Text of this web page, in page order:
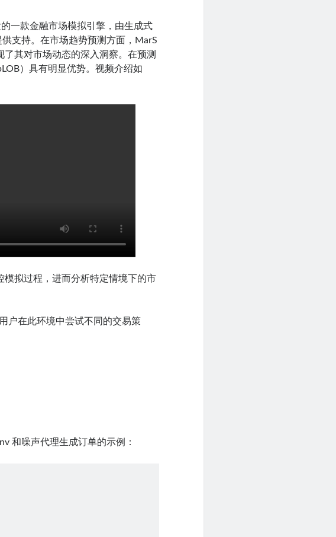
一款金融市场模拟引擎，由生成式
支持。在市场趋势预测方面，MarS
其对市场动态的深入洞察。在预测
）具有明显优势。视频介绍如
模拟过程，进而分析特定情境下的市
户在此环境中尝试不同的交易策
和噪声代理生成订单的示例：